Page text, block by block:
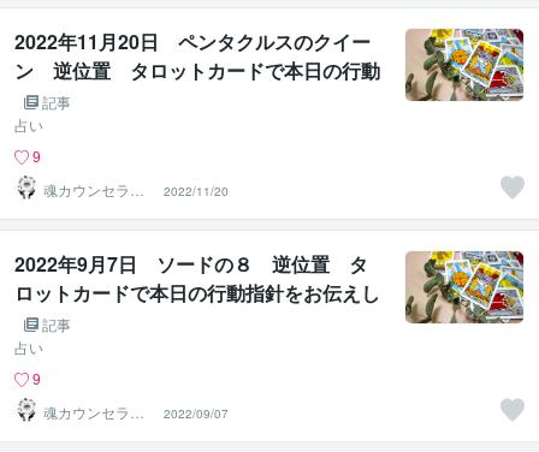
2022年11月20日 ペンタクルスのクイー
ン 逆位置 タロットカードで本日の行動
指針をお伝えします。
記事
占い
9
魂カウンセラー
✨ あきほ（aki
ho）
2022/11/20
2022年9月7日 ソードの８ 逆位置 タ
ロットカードで本日の行動指針をお伝えし
ます。
記事
占い
9
魂カウンセラー
✨ あきほ（aki
ho）
2022/09/07